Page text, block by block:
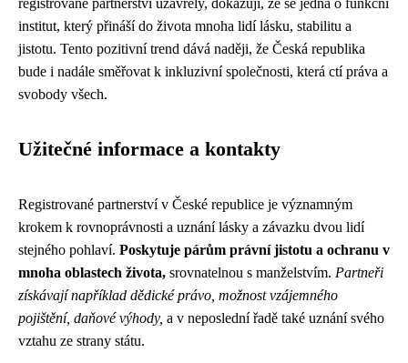
registrované partnerství uzavřely, dokazují, že se jedná o funkční
institut, který přináší do života mnoha lidí lásku, stabilitu a
jistotu. Tento pozitivní trend dává naději, že Česká republika
bude i nadále směřovat k inkluzivní společnosti, která ctí práva a
svobody všech.
Užitečné informace a kontakty
Registrované partnerství v České republice je významným
krokem k rovnoprávnosti a uznání lásky a závazku dvou lidí
stejného pohlaví. Poskytuje párům právní jistotu a ochranu v
mnoha oblastech života, srovnatelnou s manželstvím. Partneři
získávají například dědické právo, možnost vzájemného
pojištění, daňové výhody, a v neposlední řadě také uznání svého
vztahu ze strany státu.